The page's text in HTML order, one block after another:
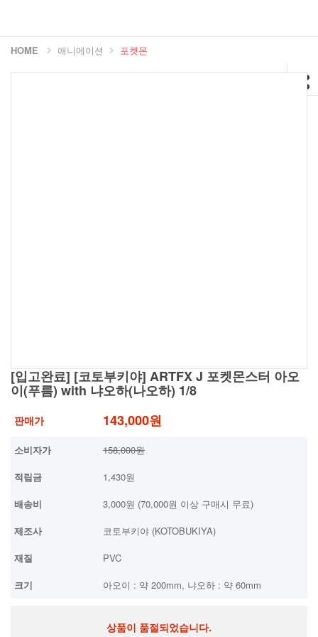
HOME 애니메이션 포켓몬
[입고완료] [코토부키야] ARTFX J 포켓몬스터 아오
이(푸름) with 냐오하(나오하) 1/8
판매가 143,000원
소비자가
158,000원
적립금
1,430원
배송비
3,000원 (70,000원 이상 구매시 무료)
제조사
코토부키야 (KOTOBUKIYA)
재질
PVC
크기
아오이 : 약 200mm, 냐오하 : 약 60mm
상품이 품절되었습니다.